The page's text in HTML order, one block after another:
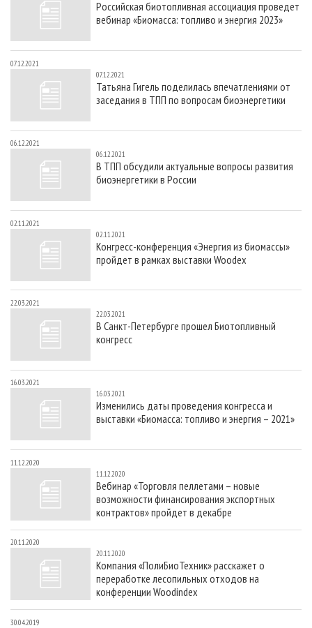
СУШКА ДРЕВЕСИНЫ
ПРОИЗВОДСТВО ДРЕВЕСНЫХ ПЛИТ
ДЕРЕВЯННОЕ ДОМОСТРОЕНИЕ
ПРОИЗВОДСТВО МЕБЕЛИ
БИОЭНЕРГЕТИКА
ЦБП
ИНСТРУМЕНТ И МАТЕРИАЛЫ
ПЕРСОНЫ
МОБИЛЬНЫЕ ВЫСТАВКИ
ПРИОРИТЕТНЫЕ ИНВЕСТПРОЕКТЫ
RUSSIAN FORESTRY REVIEW
ГАЗЕТА ЛЕСПРОМФОРУМ
БИБЛИОТЕКА СПЕЦИАЛИСТА
КОНТАКТЫ
РЕКЛАМА
Российская биотопливная ассоциация проведет
вебинар «Биомасса: топливо и энергия 2023»
07.12.2021
07.12.2021
Татьяна Гигель поделилась впечатлениями от
заседания в ТПП по вопросам биоэнергетики
06.12.2021
06.12.2021
В ТПП обсудили актуальные вопросы развития
биоэнергетики в России
02.11.2021
02.11.2021
Конгресс-конференция «Энергия из биомассы»
пройдет в рамках выставки Woodex
22.03.2021
22.03.2021
В Санкт-Петербурге прошел Биотопливный
конгресс
16.03.2021
16.03.2021
Изменились даты проведения конгресса и
выставки «Биомасса: топливо и энергия – 2021»
11.12.2020
11.12.2020
Вебинар «Торговля пеллетами – новые
возможности финансирования экспортных
контрактов» пройдет в декабре
20.11.2020
20.11.2020
Компания «ПолиБиоТехник» расскажет о
переработке лесопильных отходов на
конференции Woodindex
30.04.2019